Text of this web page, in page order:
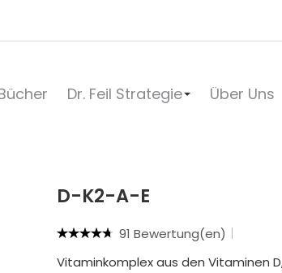
Dr. Feil Strategie Über Uns
D-K2-A-E
91 Bewertung(en)
Vitaminkomplex aus den Vitaminen